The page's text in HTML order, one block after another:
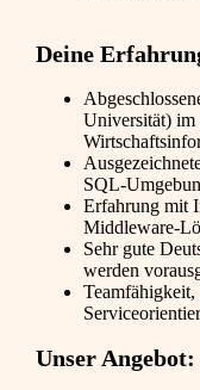
Deine
Universität)
SQL-
Erfahrung mit
Middleware-
Sehr gute
werden
Unser Angebot: